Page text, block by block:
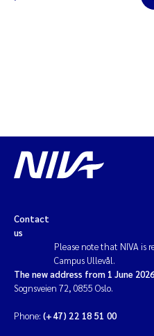
Sabine Marty
Leah Amber
Solrun Figenschau
Anne Luise Ribeiro
Hans Fredrik V
Contact
us
Please note that NIVA is
Campus Ullevål.
The new address from 1 June
Sognsveien 72, 0855 Oslo.
Phone: (+47) 22 18 51 00